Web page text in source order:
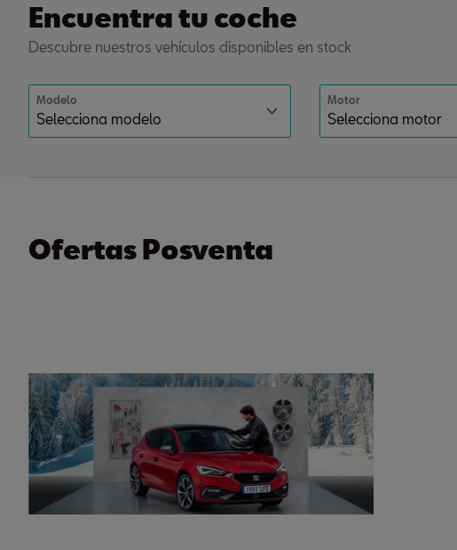
Encuentra tu coche
Descubre nuestros vehículos disponibles en stock
Modelo Motor
Ofertas Posventa